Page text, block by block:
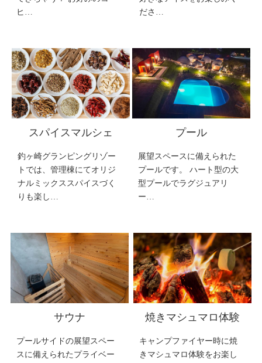
ヒ…
ださ…
スパイスマルシェ
釣ヶ崎グランピングリゾー
トでは、管理棟にてオリジ
ナルミックススパイスづく
りも楽し…
プール
展望スペースに備えられた
プールです。 ハート型の大
型プールでラグジュアリ
ー…
サウナ
プールサイドの展望スペー
スに備えられたプライベー
焼きマシュマロ体験
キャンプファイヤー時に焼
きマシュマロ体験をお楽し